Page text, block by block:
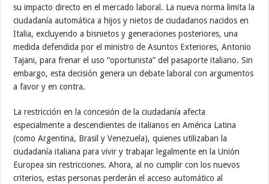
su impacto directo en el mercado laboral. La nueva norma limita la
ciudadanía automática a hijos y nietos de ciudadanos nacidos en
Italia, excluyendo a bisnietos y generaciones posteriores, una
medida defendida por el ministro de Asuntos Exteriores, Antonio
Tajani, para frenar el uso “oportunista” del pasaporte italiano. Sin
embargo, esta decisión genera un debate laboral con argumentos
a favor y en contra.
La restricción en la concesión de la ciudadanía afecta
especialmente a descendientes de italianos en América Latina
(como Argentina, Brasil y Venezuela), quienes utilizaban la
ciudadanía italiana para vivir y trabajar legalmente en la Unión
Europea sin restricciones. Ahora, al no cumplir con los nuevos
criterios, estas personas perderán el acceso automático al